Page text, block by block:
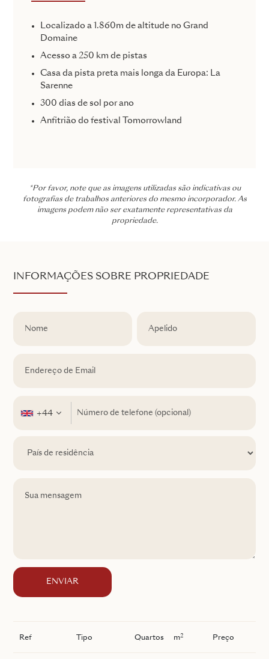
Localizado a 1.860m de altitude no Grand
Domaine
Acesso a 250 km de pistas
Casa da pista preta mais longa da Europa: La
Sarenne
300 dias de sol por ano
Anfitrião do festival Tomorrowland
*Por favor, note que as imagens utilizadas são indicativas ou
fotografias de trabalhos anteriores do mesmo incorporador. As
imagens podem não ser exatamente representativas da
propriedade.
INFORMAÇÕES SOBRE PROPRIEDADE
+44
ENVIAR
Ref Tipo Quartos m2 Preço